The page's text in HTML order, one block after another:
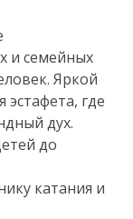
и семейных
Яркой
где
дух.
до
катания и